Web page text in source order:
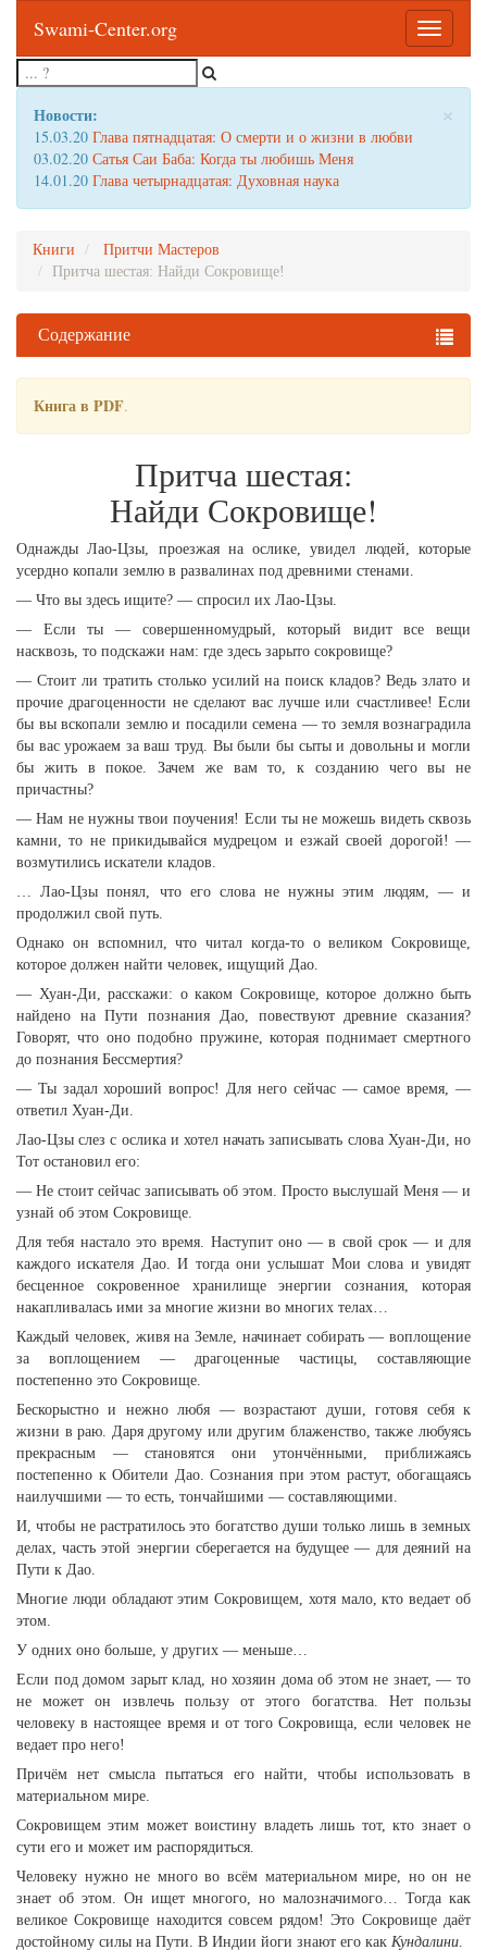
Toggle
Swami-Center.org
×
Новости:
15.03.20 Глава пятнадцатая: О смерти и о жизни в любви
03.02.20 Сатья Саи Баба: Когда ты любишь Меня
14.01.20 Глава четырнадцатая: Духовная наука
Книги
Притчи Мастеров
Притча шестая: Найди Сокровище!
Содержание
Книга в PDF.
Притча шестая:
Найди Сокровище!
Однажды Лао-Цзы, проезжая на ослике, увидел людей, которые
усердно копали землю в развалинах под древними стенами.
— Что вы здесь ищите? — спросил их Лао-Цзы.
— Если ты — совершенномудрый, который видит все вещи
насквозь, то подскажи нам: где здесь зарыто сокровище?
— Стоит ли тратить столько усилий на поиск кладов? Ведь злато и
прочие драгоценности не сделают вас лучше или счастливее! Если
бы вы вскопали землю и посадили семена — то земля вознаградила
бы вас урожаем за ваш труд. Вы были бы сыты и довольны и могли
бы жить в покое. Зачем же вам то, к созданию чего вы не
причастны?
— Нам не нужны твои поучения! Если ты не можешь видеть сквозь
камни, то не прикидывайся мудрецом и езжай своей дорогой! —
возмутились искатели кладов.
… Лао-Цзы понял, что его слова не нужны этим людям, — и
продолжил свой путь.
Однако он вспомнил, что читал когда-то о великом Сокровище,
которое должен найти человек, ищущий Дао.
— Хуан-Ди, расскажи: о каком Сокровище, которое должно быть
найдено на Пути познания Дао, повествуют древние сказания?
Говорят, что оно подобно пружине, которая поднимает смертного
до познания Бессмертия?
— Ты задал хороший вопрос! Для него сейчас — самое время, —
ответил Хуан-Ди.
Лао-Цзы слез с ослика и хотел начать записывать слова Хуан-Ди, но
Тот остановил его:
— Не стоит сейчас записывать об этом. Просто выслушай Меня — и
узнай об этом Сокровище.
Для тебя настало это время. Наступит оно — в свой срок — и для
каждого искателя Дао. И тогда они услышат Мои слова и увидят
бесценное сокровенное хранилище энергии сознания, которая
накапливалась ими за многие жизни во многих телах…
Каждый человек, живя на Земле, начинает собирать — воплощение
за воплощением — драгоценные частицы, составляющие
постепенно это Сокровище.
Бескорыстно и нежно любя — возрастают души, готовя себя к
жизни в раю. Даря другому или другим блаженство, также любуясь
прекрасным — становятся они утончёнными, приближаясь
постепенно к Обители Дао. Сознания при этом растут, обогащаясь
наилучшими — то есть, тончайшими — составляющими.
И, чтобы не растратилось это богатство души только лишь в земных
делах, часть этой энергии сберегается на будущее — для деяний на
Пути к Дао.
Многие люди обладают этим Сокровищем, хотя мало, кто ведает об
этом.
У одних оно больше, у других — меньше…
Если под домом зарыт клад, но хозяин дома об этом не знает, — то
не может он извлечь пользу от этого богатства. Нет пользы
человеку в настоящее время и от того Сокровища, если человек не
ведает про него!
Причём нет смысла пытаться его найти, чтобы использовать в
материальном мире.
Сокровищем этим может воистину владеть лишь тот, кто знает о
сути его и может им распорядиться.
Человеку нужно не много во всём материальном мире, но он не
знает об этом. Он ищет многого, но малозначимого… Тогда как
великое Сокровище находится совсем рядом! Это Сокровище даёт
достойному силы на Пути. В Индии йоги знают его как Кундалини.